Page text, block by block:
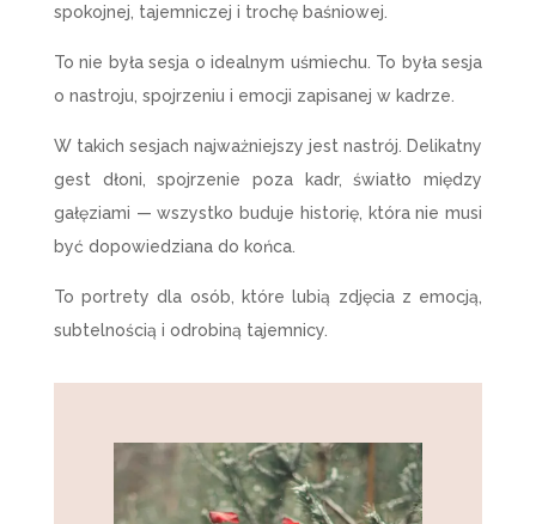
spokojnej, tajemniczej i trochę baśniowej.
To nie była sesja o idealnym uśmiechu. To była sesja
o nastroju, spojrzeniu i emocji zapisanej w kadrze.
W takich sesjach najważniejszy jest nastrój. Delikatny
gest dłoni, spojrzenie poza kadr, światło między
gałęziami — wszystko buduje historię, która nie musi
być dopowiedziana do końca.
To portrety dla osób, które lubią zdjęcia z emocją,
subtelnością i odrobiną tajemnicy.